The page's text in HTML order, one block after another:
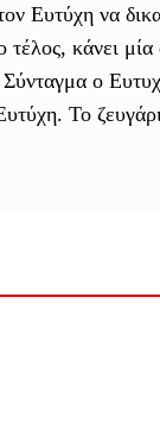
Ευτύχη να
κάνει μία
ο
Το